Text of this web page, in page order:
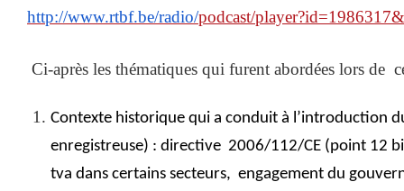
http://www.rtbf.be/radio/podcast/player?id=1986317&
Ci-après les thématiques qui furent abordées lors de
Contexte historique qui a conduit à l’introduction du
enregistreuse) : directive 2006/112/CE (point 12
tva dans certains secteurs, engagement du